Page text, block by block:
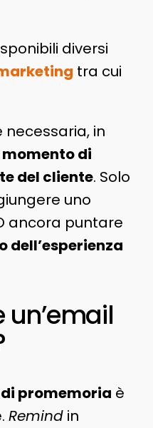
diversi
tra cui
necessaria, in
di
del cliente. Solo
uno
ancora puntare
dell’esperienza
un’email
promemoria è
Remindin